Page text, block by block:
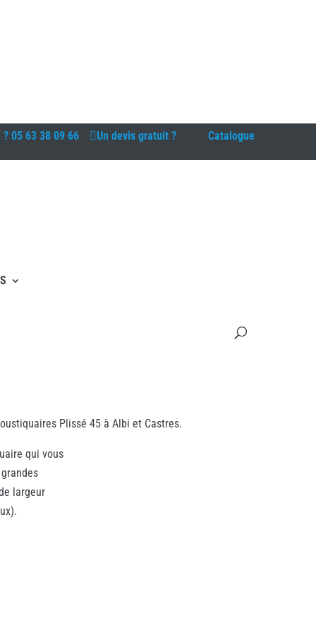
? 05 63 38 09 66 Un devis gratuit ? Catalogue
Plissé 45 à Albi et Castres.
qui vous
largeur